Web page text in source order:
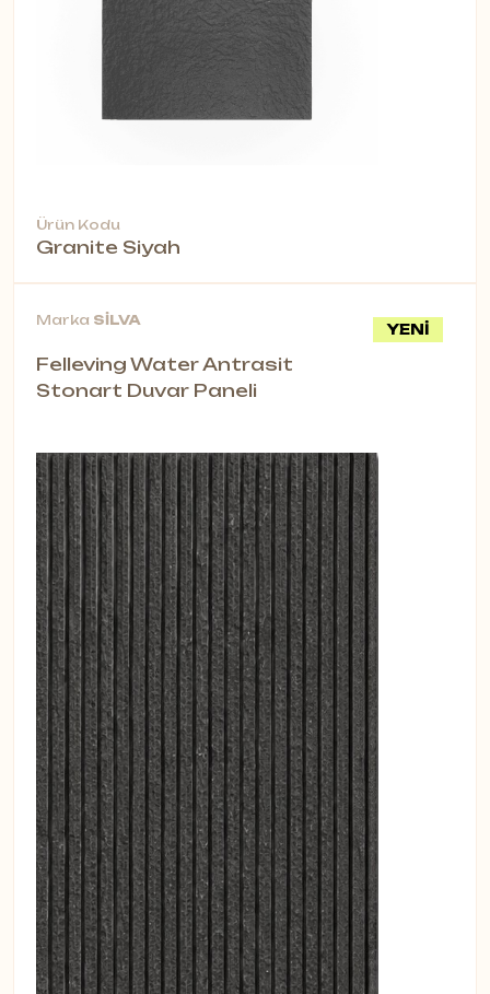
Ürün Kodu
Granite Siyah
YENİ
Marka SİLVA
Felleving Water Antrasit
Stonart Duvar Paneli